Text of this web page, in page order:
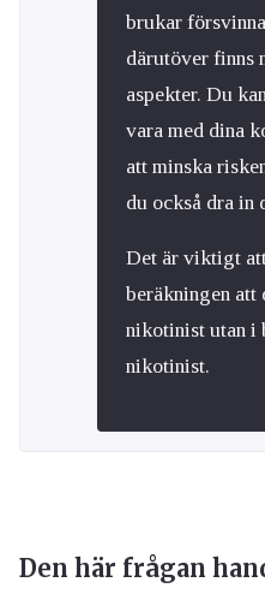
brukar
därutöver finns
aspekter. Du
vara med dina
att minska
du också dra in
Det är viktigt
beräkningen
nikotinist utan i
nikotinist.
Den här frågan